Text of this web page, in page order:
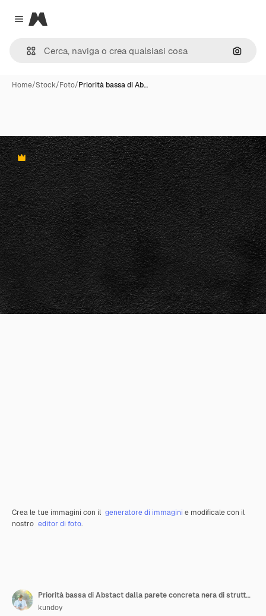
Close menu
Magnific
Cerca
Home/Stock/Foto/Priorità bassa di Ab…
Premium
Crea le tue immagini con il generatore di immagini e modificale con il
nostro editor di foto.
Priorità bassa di Abstact dalla parete concreta nera di struttura. Sfondo scuro.
kundoy